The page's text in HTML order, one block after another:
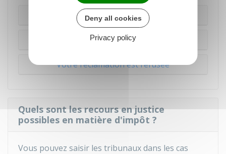
Votre réclamation est acceptée
Votre réclamation est partiellement admise
Votre réclamation est refusée
Quels sont les recours en justice
possibles en matière d'impôt ?
Vous pouvez saisir les tribunaux dans les cas
Deny all cookies
Privacy policy